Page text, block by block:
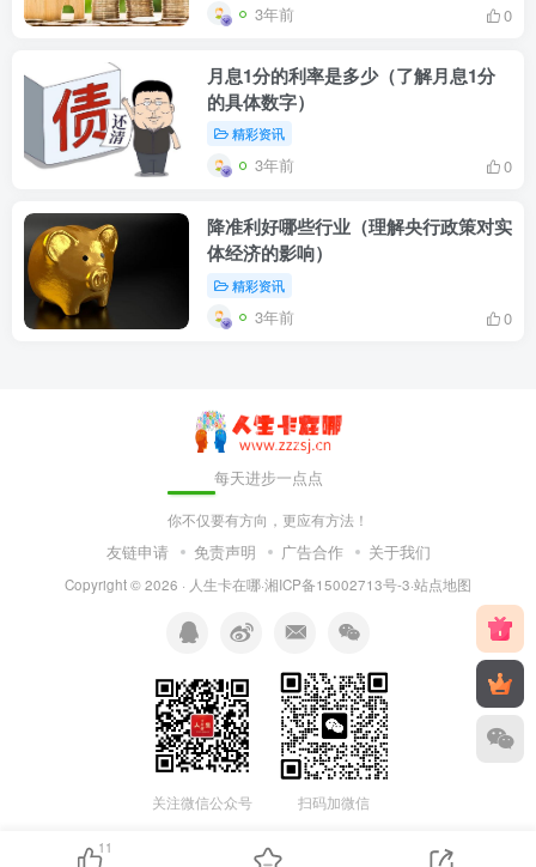
3年前 0
月息1分的利率是多少（了解月息1分
的具体数字）
精彩资讯
3年前 0
降准利好哪些行业（理解央行政策对实
体经济的影响）
精彩资讯
3年前 0
每天进步一点点
你不仅要有方向，更应有方法！
友链申请 免责声明 广告合作 关于我们
Copyright © 2026 · 人生卡在哪·湘ICP备15002713号-3·站点地图
关注微信公众号 扫码加微信
11